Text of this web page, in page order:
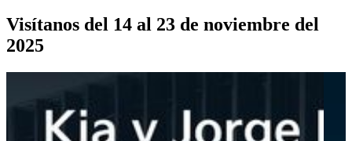
Visítanos del 14 al 23 de noviembre del
2025